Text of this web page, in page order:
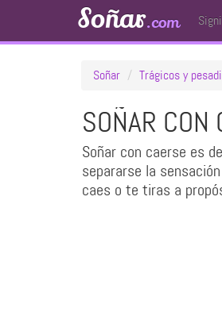
Soñar.com
Soñar Trágicos y
SOÑAR CON
Soñar con caerse es
separarse la
caes o te tiras a